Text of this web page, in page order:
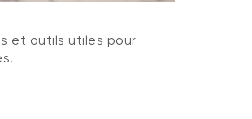
et outils utiles pour